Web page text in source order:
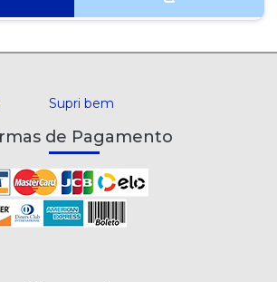
de Pagamento